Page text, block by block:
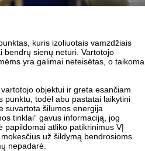
kuris izoliuotais vamzdžiais
bendrų sienų neturi. Vartotojo
yra galimai neteisėtas, o taikoma
objektui ir greta esančiam
punktu, todėl abu pastatai laikytini
suvartota šilumos energija
tinklai“ gavus informaciją, jog
papildomai atliko patikrinimus VĮ
už šildymą bendrosioms
nepadarė.